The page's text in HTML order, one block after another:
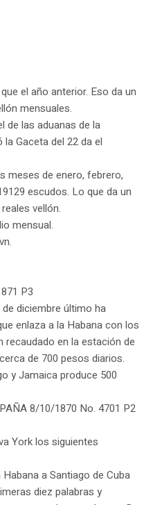
el año anterior. Eso da un
mensuales.
de las aduanas de la
Gaceta del 22 da el
meses de enero, febrero,
escudos. Lo que da un
vellón.
mensual.
P3
diciembre último ha
enlaza a la Habana con los
recaudado en la estación de
de 700 pesos diarios.
y Jamaica produce 500
8/10/1870 No. 4701 P2
York los siguientes
a Santiago de Cuba
diez palabras y